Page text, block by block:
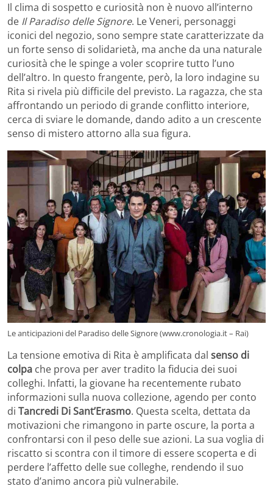
Il clima di sospetto e curiosità non è nuovo all’interno
de Il Paradiso delle Signore. Le Veneri, personaggi
iconici del negozio, sono sempre state caratterizzate da
un forte senso di solidarietà, ma anche da una naturale
curiosità che le spinge a voler scoprire tutto l’uno
dell’altro. In questo frangente, però, la loro indagine su
Rita si rivela più difficile del previsto. La ragazza, che sta
affrontando un periodo di grande conflitto interiore,
cerca di sviare le domande, dando adito a un crescente
senso di mistero attorno alla sua figura.
Le anticipazioni del Paradiso delle Signore (www.cronologia.it – Rai)
La tensione emotiva di Rita è amplificata dal senso di
colpa che prova per aver tradito la fiducia dei suoi
colleghi. Infatti, la giovane ha recentemente rubato
informazioni sulla nuova collezione, agendo per conto
di Tancredi Di Sant’Erasmo. Questa scelta, dettata da
motivazioni che rimangono in parte oscure, la porta a
confrontarsi con il peso delle sue azioni. La sua voglia di
riscatto si scontra con il timore di essere scoperta e di
perdere l’affetto delle sue colleghe, rendendo il suo
stato d’animo ancora più vulnerabile.